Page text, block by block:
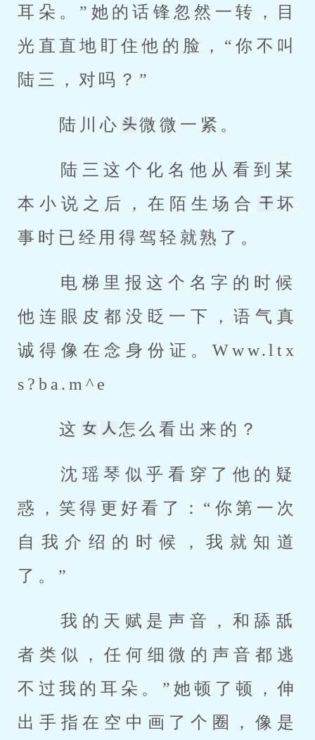
耳朵。”她的话锋忽然一转，目
光直直地盯住他的脸，“你不叫
陆三，对吗？”
陆川心 微微一紧。
本小说之后，在陌生场合
坏
事时已经用得驾轻就熟了。
他连眼皮都没眨一下，语气真
诚得像在念身份证。Www.ltx
s?ba.m^e
这 怎么看出来的？
惑，笑得更好看了：“你第一次
自我介绍的时候，我就知道
了。”
者类似，任何细微的声音都逃
不过我的耳朵。”她顿了顿，伸
出手指在空中画了个圈，像是